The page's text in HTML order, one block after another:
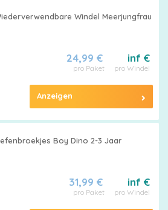
Windel Meerjungfrau
inf €
pro Windel
24,99 €
pro Paket
Anzeigen
Boy Dino 2-3 Jaar
inf €
pro Windel
31,99 €
pro Paket